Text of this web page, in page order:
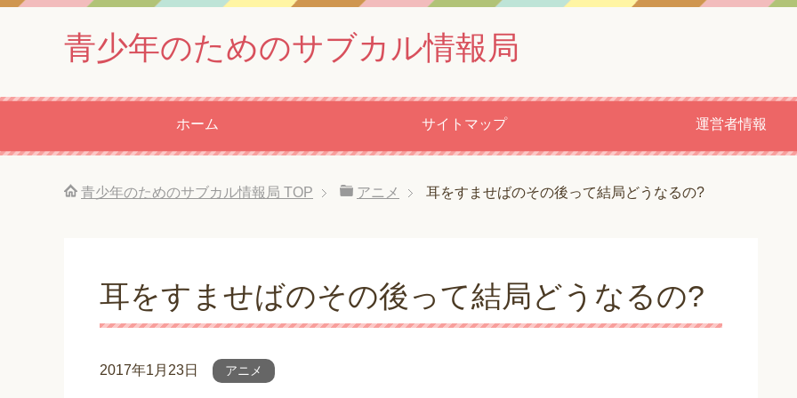
青少年のためのサブカル情報局
ホーム サイトマップ 運営者情報
青少年のためのサブカル情報局 TOP アニメ 耳をすませばのその後って結局どうなるの?
耳をすませばのその後って結局どうなるの?
2017年1月23日 アニメ